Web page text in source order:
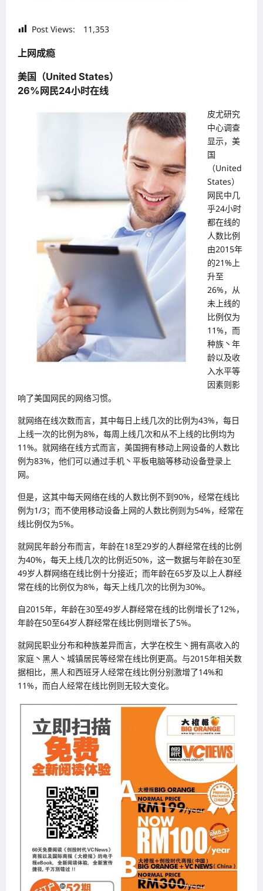
Post Views: 11,353
上网成瘾
美国（United States）
26%网民24小时在线
皮尤研究
中心调查
显示，美
国
（United
States）
网民中几
乎24小时
都在线的
人数比例
由2015年
的21%上
升至
26%，从
未上线的
比例仅为
11%，而
种族丶年
龄以及收
入水平等
因素则影
响了美国网民的网络习惯。
就网络在线次数而言，其中每日上线几次的比例为43%，每日
上线一次的比例为8%，每周上线几次和从不上线的比例均为
11%。就网络在线方式而言，美国拥有移动上网设备的人数比
例为83%，他们可以通过手机丶平板电脑等移动设备登录上
网。
但是，这其中每天网络在线的人数比例不到90%，经常在线比
例为1/3；而不使用移动设备上网的人数比例则为54%，经常在
线比例仅为5%。
就网民年龄分布而言，年龄在18至29岁的人群经常在线的比例
为40%，每天上线几次的比例近50%，这一数据与年龄在30至
49岁人群网络在线比例十分接近；而年龄在65岁及以上人群经
常在线的比例仅为8%，每天上线几次的比例为30%。
自2015年，年龄在30至49岁人群经常在线的比例增长了12%，
年龄在50至64岁人群经常在线比例则增长了5%。
就网民职业分布和种族差异而言，大学在校生丶拥有高收入的
家庭丶黑人丶城镇居民等经常在线比例更高。与2015年相关数
据相比，黑人和西班牙人经常在线比例分别激增了14%和
11%，而白人经常在线比例则无较大变化。